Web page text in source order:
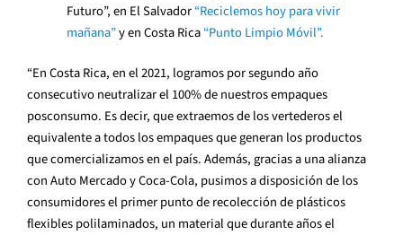
Futuro”, en El Salvador“Reciclemos hoy para vivir
mañana”y en Costa Rica“Punto Limpio Móvil”.
“En Costa Rica, en el 2021, logramos por segundo año
consecutivo neutralizar el 100% de nuestros empaques
posconsumo. Es decir, que extraemos de los vertederos el
equivalente a todos los empaques que generan los productos
que comercializamos en el país. Además, gracias a una alianza
con Auto Mercado y Coca-Cola, pusimos a disposición de los
consumidores el primer punto de recolección de plásticos
flexibles polilaminados, un material que durante años el